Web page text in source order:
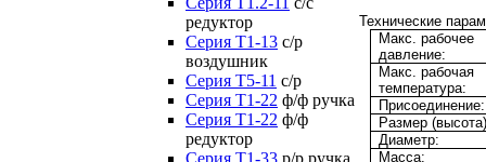
редуктор
Серия Т1-13 с/р
воздушник
Серия T5-11 с/р
Серия Т1-22 ф/ф ручка
Серия Т1-22 ф/ф
редуктор
Серия T1-33 р/р ручка
Технические
Макс. рабочее
давление:
Макс. рабочая
температура:
Присоединение:
Размер
Диаметр:
Масса: